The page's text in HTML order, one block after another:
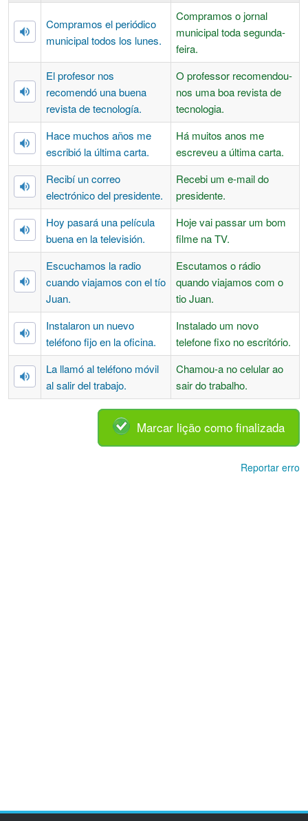
Compramos el periódico
municipal todos los lunes.
Compramos o jornal
municipal toda segunda-
feira.
El profesor nos
recomendó una buena
revista de tecnología.
O professor recomendou-
nos uma boa revista de
tecnologia.
Hace muchos años me
escribió la última carta.
Há muitos anos me
escreveu a última carta.
Recibí un correo
electrónico del presidente.
Recebi um e-mail do
presidente.
Hoy pasará una película
buena en la televisión.
Hoje vai passar um bom
filme na TV.
Escuchamos la radio
cuando viajamos con el tío
Juan.
Escutamos o rádio
quando viajamos com o
tio Juan.
Instalaron un nuevo
teléfono fijo en la oficina.
Instalado um novo
telefone fixo no escritório.
La llamó al teléfono móvil
al salir del trabajo.
Chamou-a no celular ao
sair do trabalho.
Marcar lição como finalizada
Reportar erro